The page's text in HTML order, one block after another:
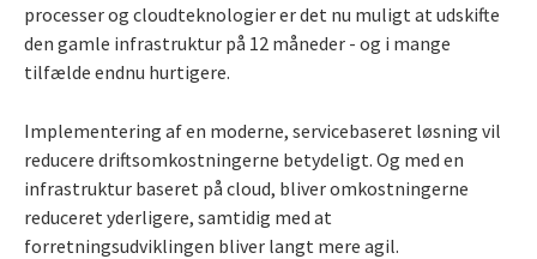
processer og cloudteknologier er det nu muligt at udskifte
den gamle infrastruktur på 12 måneder - og i mange
tilfælde endnu hurtigere.
Implementering af en moderne, servicebaseret løsning vil
reducere driftsomkostningerne betydeligt. Og med en
infrastruktur baseret på cloud, bliver omkostningerne
reduceret yderligere, samtidig med at
forretningsudviklingen bliver langt mere agil.